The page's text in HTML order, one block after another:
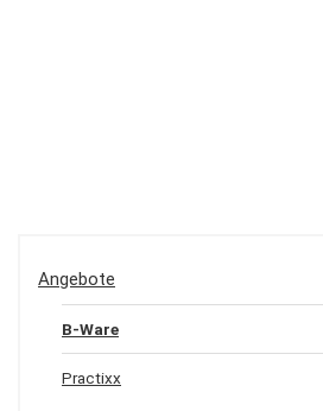
Angebote
B-Ware
Practixx